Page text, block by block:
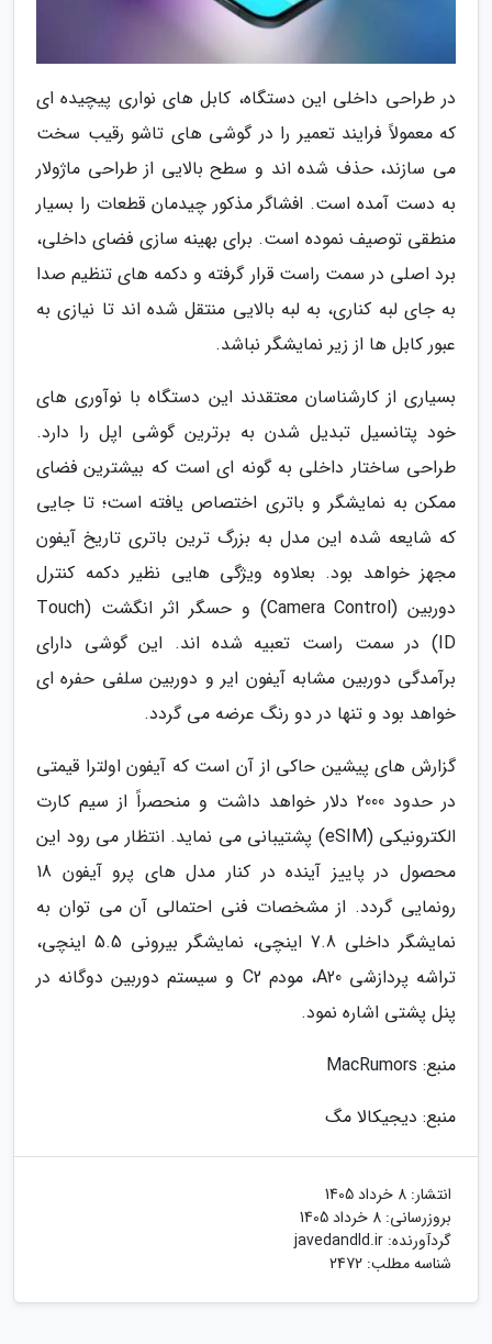
در طراحی داخلی این دستگاه، کابل های نواری پیچیده ای
که معمولاً فرایند تعمیر را در گوشی های تاشو رقیب سخت
می سازند، حذف شده اند و سطح بالایی از طراحی ماژولار
به دست آمده است. افشاگر مذکور چیدمان قطعات را بسیار
منطقی توصیف نموده است. برای بهینه سازی فضای داخلی،
برد اصلی در سمت راست قرار گرفته و دکمه های تنظیم صدا
به جای لبه کناری، به لبه بالایی منتقل شده اند تا نیازی به
عبور کابل ها از زیر نمایشگر نباشد.
بسیاری از کارشناسان معتقدند این دستگاه با نوآوری های
خود پتانسیل تبدیل شدن به برترین گوشی اپل را دارد.
طراحی ساختار داخلی به گونه ای است که بیشترین فضای
ممکن به نمایشگر و باتری اختصاص یافته است؛ تا جایی
که شایعه شده این مدل به بزرگ ترین باتری تاریخ آیفون
مجهز خواهد بود. بعلاوه ویژگی هایی نظیر دکمه کنترل
دوربین (Camera Control) و حسگر اثر انگشت (Touch
ID) در سمت راست تعبیه شده اند. این گوشی دارای
برآمدگی دوربین مشابه آیفون ایر و دوربین سلفی حفره ای
خواهد بود و تنها در دو رنگ عرضه می گردد.
گزارش های پیشین حاکی از آن است که آیفون اولترا قیمتی
در حدود 2000 دلار خواهد داشت و منحصراً از سیم کارت
الکترونیکی (eSIM) پشتیبانی می نماید. انتظار می رود این
محصول در پاییز آینده در کنار مدل های پرو آیفون 18
رونمایی گردد. از مشخصات فنی احتمالی آن می توان به
نمایشگر داخلی 7.8 اینچی، نمایشگر بیرونی 5.5 اینچی،
تراشه پردازشی A20، مودم C2 و سیستم دوربین دوگانه در
پنل پشتی اشاره نمود.
منبع: MacRumors
منبع: دیجیکالا مگ
انتشار: 8 خرداد 1405
بروزرسانی: 8 خرداد 1405
گردآورنده: javedandld.ir
شناسه مطلب: 2472